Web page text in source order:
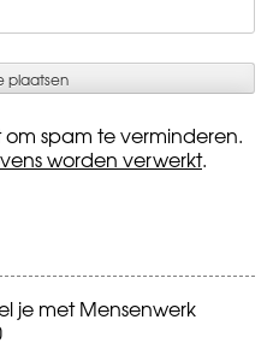
om spam te verminderen.
worden verwerkt.
je met Mensenwerk